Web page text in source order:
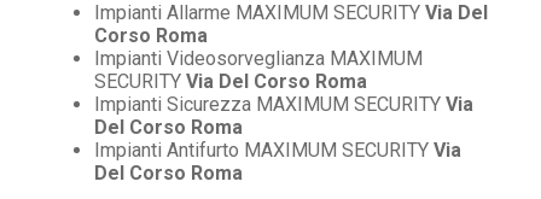
Impianti Allarme MAXIMUM SECURITY Via Del
Corso Roma
Impianti Videosorveglianza MAXIMUM
SECURITY Via Del Corso Roma
Impianti Sicurezza MAXIMUM SECURITY Via
Del Corso Roma
Impianti Antifurto MAXIMUM SECURITY Via
Del Corso Roma